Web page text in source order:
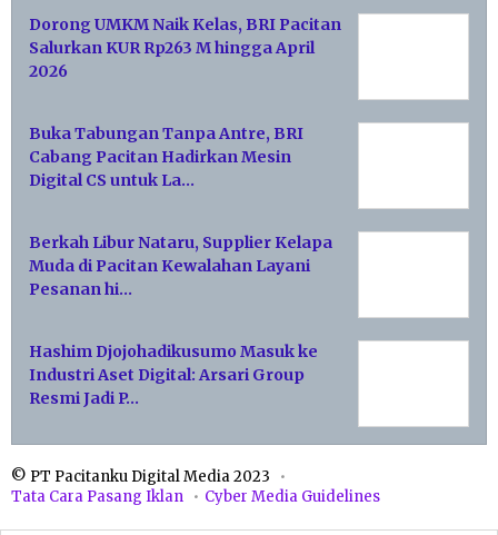
Dorong UMKM Naik Kelas, BRI Pacitan
Salurkan KUR Rp263 M hingga April
2026
Buka Tabungan Tanpa Antre, BRI
Cabang Pacitan Hadirkan Mesin
Digital CS untuk La…
Berkah Libur Nataru, Supplier Kelapa
Muda di Pacitan Kewalahan Layani
Pesanan hi…
Hashim Djojohadikusumo Masuk ke
Industri Aset Digital: Arsari Group
Resmi Jadi P…
© PT Pacitanku Digital Media 2023
Tata Cara Pasang Iklan
Cyber Media Guidelines